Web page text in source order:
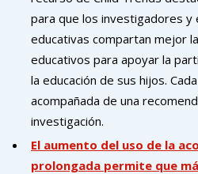
para que los investigadores y
educativas compartan mejor
educativos para apoyar la
la educación de sus hijos.
acompañada de una
investigación.
El aumento del uso de la
prolongada permite que